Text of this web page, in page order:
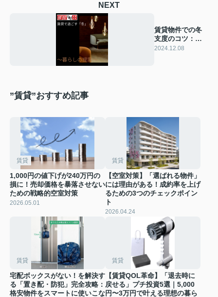
NEXT
賃貸物件での冬
支度のコツ：暖
かく快適に過ご
2024.12.08
”賃貸”おすすめ記事
賃貸
1,000円の値下げが240万円の
損に！売却価格を暴落させない
ための戦略的空室対策
2026.05.01
賃貸
【空室対策】「選ばれる物件」
には理由がある！成約率を上げ
るための3つのチェックポイン
ト
2026.04.24
賃貸
宅配ボックスがない！を解決す
る「置き配・防犯」完全攻略：
格安物件をスマートに使いこな
賃貸
【賃貸QOL革命】「退去時に
戻せる」プチ投資5選｜5,000
円〜3万円で叶える理想の暮ら